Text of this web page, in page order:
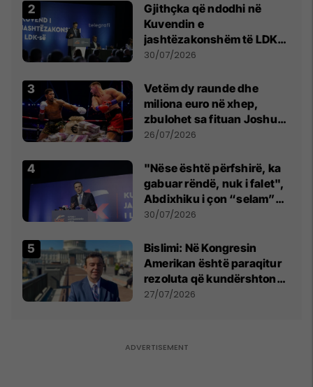
Gjithçka që ndodhi në
Kuvendin e
jashtëzakonshëm të LDK-
së
30/07/2026
Vetëm dy raunde dhe
miliona euro në xhep,
zbulohet sa fituan Joshua
e Prenga
26/07/2026
"Nëse është përfshirë, ka
gabuar rëndë, nuk i falet",
Abdixhiku i çon “selam”
Përparim Ramës
30/07/2026
Bislimi: Në Kongresin
Amerikan është paraqitur
rezoluta që kundërshton
mbajtjen e Asamblesë
27/07/2026